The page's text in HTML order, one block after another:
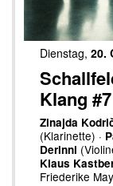
Dienstag, 20.
Klang #7
Zinajda
(Klarinette) ·
Derinni
Klaus
Friederike